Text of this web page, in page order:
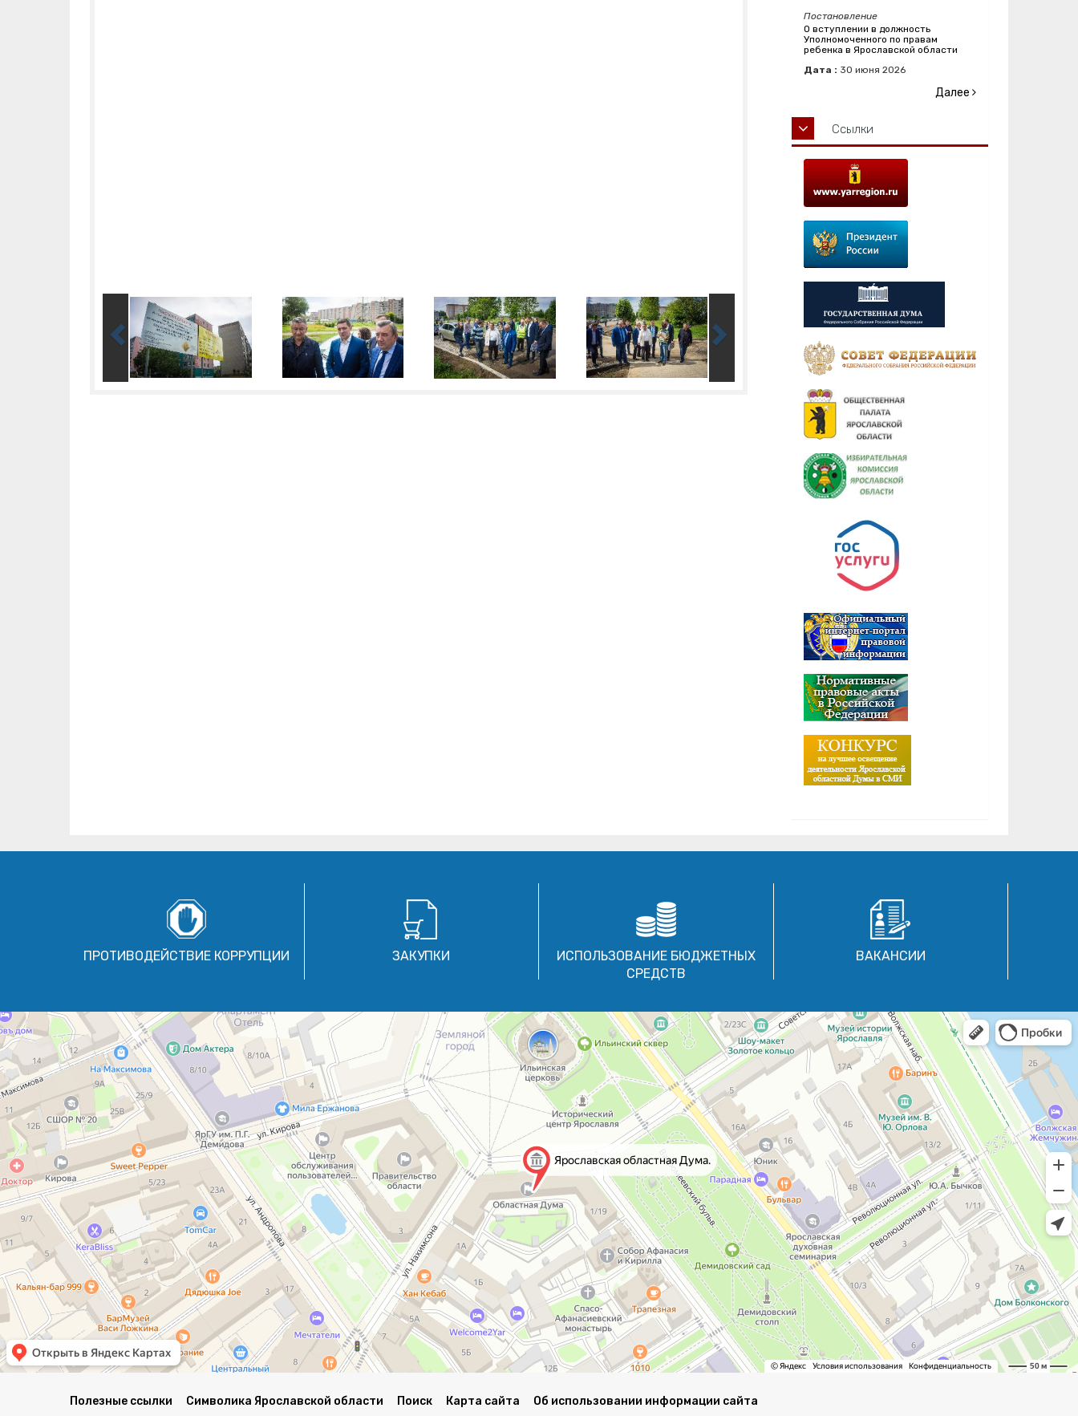
Постановление
О вступлении в должность
Уполномоченного по правам
ребенка в Ярославской области
Дата : 30 июня 2026
Далее
Ссылки
ПРОТИВОДЕЙСТВИЕ КОРРУПЦИИ ЗАКУПКИ
ИСПОЛЬЗОВАНИЕ БЮДЖЕТНЫХ
СРЕДСТВ
ВАКАНСИИ
Полезные ссылки Символика Ярославской области Поиск Карта сайта Об использовании информации сайта